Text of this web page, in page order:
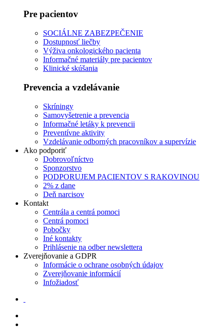
Pre pacientov
SOCIÁLNE ZABEZPEČENIE
Dostupnosť liečby
Výživa onkologického pacienta
Informačné materiály pre pacientov
Klinické skúšania
Prevencia a vzdelávanie
Skríningy
Samovyšetrenie a prevencia
Informačné letáky k prevencii
Preventívne aktivity
Vzdelávanie odborných pracovníkov a supervízie
Ako podporiť
Dobrovoľníctvo
Sponzorstvo
PODPORUJEM PACIENTOV S RAKOVINOU
2% z dane
Deň narcisov
Kontakt
Centrála a centrá pomoci
Centrá pomoci
Pobočky
Iné kontakty
Prihlásenie na odber newslettera
Zverejňovanie a GDPR
Informácie o ochrane osobných údajov
Zverejňovanie informácií
Infožiadosť